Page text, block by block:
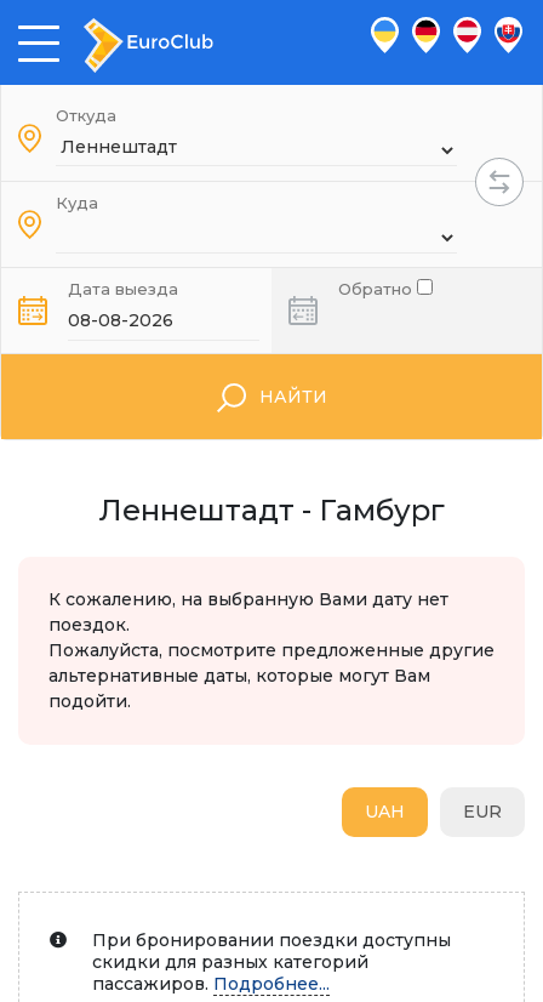
Откуда
Куда
Дата выезда Обратно
НАЙТИ
Леннештадт - Гамбург
К сожалению, на выбранную Вами дату нет
поездок.
Пожалуйста, посмотрите предложенные другие
альтернативные даты, которые могут Вам
подойти.
EUR
UAH
При бронировании поездки доступны
скидки для разных категорий
пассажиров. Подробнее...